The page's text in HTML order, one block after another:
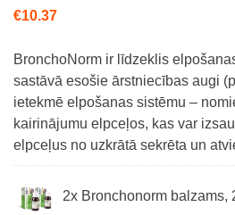
€10.37
BronchoNorm ir līdzeklis
sastāvā esošie ārstniecības augi
ietekmē elpošanas sistēmu –
kairinājumu elpceļos, kas var
elpceļus no uzkrātā sekrēta un
2x Bronchonorm balzams,